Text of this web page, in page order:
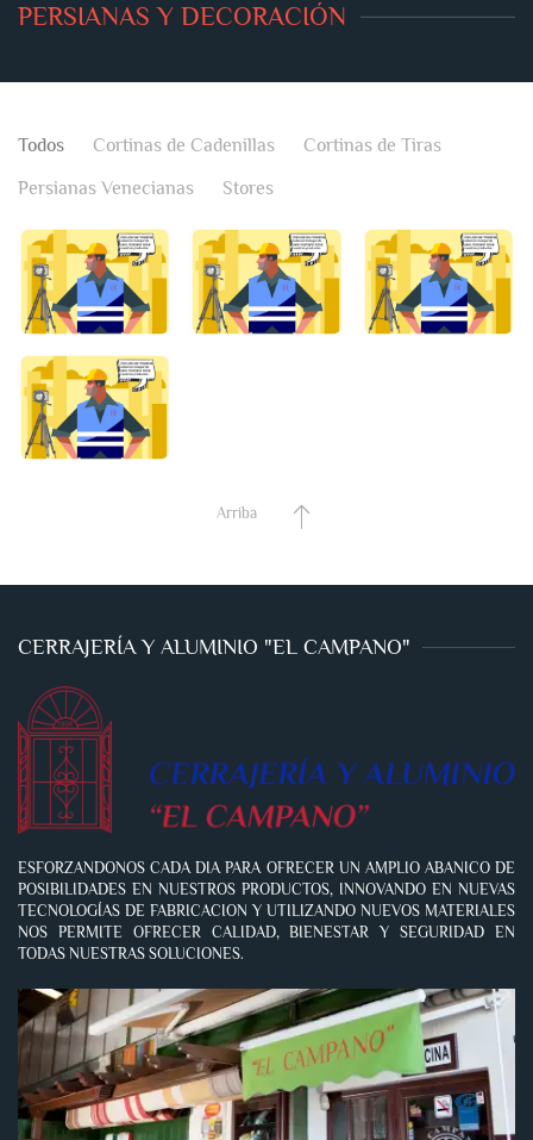
PERSIANAS Y DECORACIÓN
Todos Cortinas de Cadenillas
Cortinas de Tiras
Persianas Venecianas
Stores
Arriba
CERRAJERÍA Y ALUMINIO "EL CAMPANO"
ESFORZANDONOS CADA DIA PARA OFRECER UN AMPLIO ABANICO DE
POSIBILIDADES EN NUESTROS PRODUCTOS, INNOVANDO EN NUEVAS
TECNOLOGÍAS DE FABRICACION Y UTILIZANDO NUEVOS MATERIALES
NOS PERMITE OFRECER CALIDAD, BIENESTAR Y SEGURIDAD EN
TODAS NUESTRAS SOLUCIONES.